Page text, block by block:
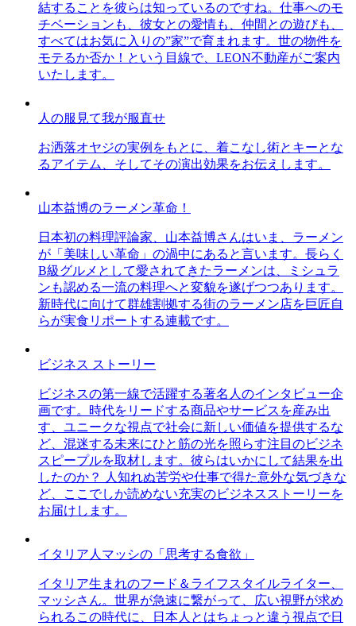
結することを彼らは知っているのですね。仕事へのモ
チベーションも、彼女との愛情も、仲間との遊びも、
すべてはお気に入りの”家”で育まれます。世の物件を
モテるか否か！という目線で、LEON不動産がご案内
いたします。
人の服見て我が服直せ
お洒落オヤジの実例をもとに、着こなし術とキーとな
るアイテム、そしてその演出効果をお伝えします。
山本益博のラーメン革命！
日本初の料理評論家、山本益博さんはいま、ラーメン
が「美味しい革命」の渦中にあると言います。長らく
B級グルメとして愛されてきたラーメンは、ミシュラ
ンも認める一流の料理へと変貌を遂げつつあります。
新時代に向けて群雄割拠する街のラーメン店を巨匠自
らが実食リポートする連載です。
ビジネス ストーリー
ビジネスの第一線で活躍する著名人のインタビュー企
画です。時代をリードする商品やサービスを産み出
す、ユニークな視点で社会に新しい価値を提供するな
ど、混迷する未来にひと筋の光を照らす注目のビジネ
スピープルを取材します。彼らはいかにして結果を出
したのか？ 人知れぬ苦労や仕事で得た意外な気づきな
ど、ここでしか読めない充実のビジネスストーリーを
お届けします。
イタリア人マッシの「思考する食欲」
イタリア生まれのフード＆ライフスタイルライター、
マッシさん。世界が急速に繋がって、広い視野が求め
られるこの時代に、日本人とはちょっと違う視点で日